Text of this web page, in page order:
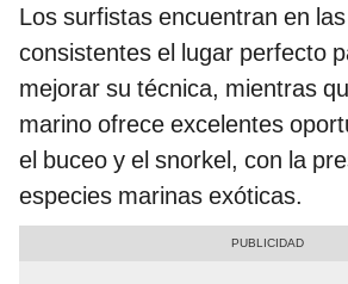
Los surfistas encuentran en
consistentes el lugar perfecto
mejorar su técnica, mientras
marino ofrece excelentes
el buceo y el snorkel, con la
especies marinas exóticas.